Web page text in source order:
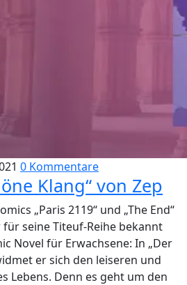
0 Kommentare
Klang“ von Zep
„Paris 2119“ und „The End“
seine Titeuf-Reihe bekannt
Novel für Erwachsene: In „Der
er sich den leiseren und
Lebens. Denn es geht um den